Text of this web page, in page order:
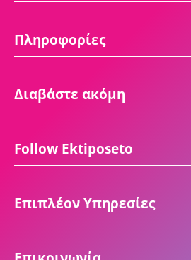
Πληροφορίες
Διαβάστε ακόμη
Follow Ektiposeto
Επιπλέον Υπηρεσίες